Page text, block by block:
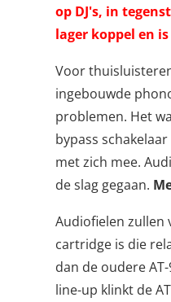
op DJ's, in
lager koppel en
Voor
ingebouwde
problemen. Het
bypass
met zich mee.
de slag gegaan.
Audiofielen zullen
cartridge is die
dan de oudere
line-up klinkt de